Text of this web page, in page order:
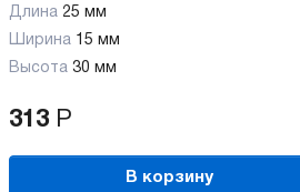
Длина 25 мм
Ширина 15 мм
Высота 30 мм
313 Р
В корзину